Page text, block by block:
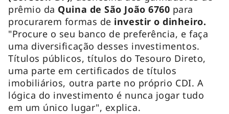
prêmio da Quina de São João 6760 para
procurarem formas de investir o dinheiro.
"Procure o seu banco de preferência, e faça
uma diversificação desses investimentos.
Títulos públicos, títulos do Tesouro Direto,
uma parte em certificados de títulos
imobiliários, outra parte no próprio CDI. A
lógica do investimento é nunca jogar tudo
em um único lugar", explica.